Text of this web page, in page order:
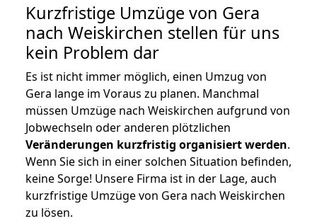
Kurzfristige Umzüge von Gera
nach Weiskirchen stellen für uns
kein Problem dar
Es ist nicht immer möglich, einen Umzug von
Gera lange im Voraus zu planen. Manchmal
müssen Umzüge nach Weiskirchen aufgrund von
Jobwechseln oder anderen plötzlichen
Veränderungen kurzfristig organisiert werden.
Wenn Sie sich in einer solchen Situation befinden,
keine Sorge! Unsere Firma ist in der Lage, auch
kurzfristige Umzüge von Gera nach Weiskirchen
zu lösen.